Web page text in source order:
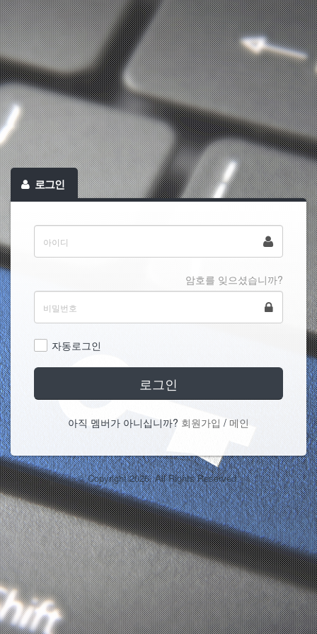
로그인
암호를 잊으셨습니까?
자동로그인
로그인
아직 멤버가 아니십니까? 회원가입 / 메인
© Copyright 2026. All Rights Reserved.